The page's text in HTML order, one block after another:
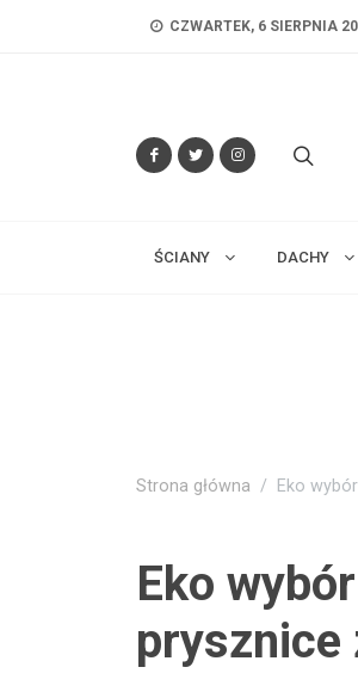
CZWARTEK, 6 SIERPNIA
ŚCIANY DACHY
Strona główna Eko
Eko
prysznice